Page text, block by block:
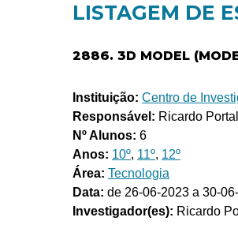
LISTAGEM DE
2886. 3D MODEL
Instituição: Centro de
Responsável: Ricardo Portal
Nº Alunos: 6
Anos: 10º, 11º, 12º
Área: Tecnologia
Data: de 26-06-2023 a 30-
Investigador(es): Ricardo